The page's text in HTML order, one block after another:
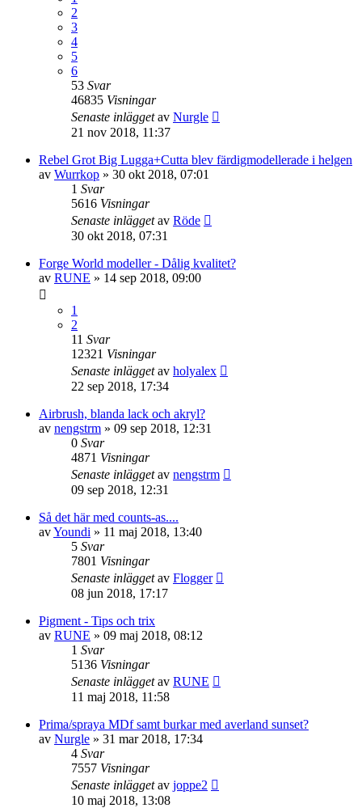
2
3
4
5
6
53 Svar
46835 Visningar
Senaste inläggetav Nurgle
21 nov 2018, 11:37
Rebel Grot Big Lugga+Cutta blev färdigmodellerade i helgen
av Wurrkop » 30 okt 2018, 07:01
1 Svar
5616 Visningar
Senaste inläggetav Röde
30 okt 2018, 07:31
Forge World modeller - Dålig kvalitet?
av RUNE » 14 sep 2018, 09:00
1
2
11 Svar
12321 Visningar
Senaste inläggetav holyalex
22 sep 2018, 17:34
Airbrush, blanda lack och akryl?
av nengstrm » 09 sep 2018, 12:31
0 Svar
4871 Visningar
Senaste inläggetav nengstrm
09 sep 2018, 12:31
Så det här med counts-as....
avYoundi » 11 maj 2018, 13:40
5 Svar
7801 Visningar
Senaste inläggetav Flogger
08 jun 2018, 17:17
Pigment - Tips och trix
av RUNE » 09 maj 2018, 08:12
1 Svar
5136 Visningar
Senaste inläggetav RUNE
11 maj 2018, 11:58
Prima/spraya MDf samt burkar med averland sunset?
av Nurgle » 31 mar 2018, 17:34
4 Svar
7557 Visningar
Senaste inläggetav joppe2
10 maj 2018, 13:08